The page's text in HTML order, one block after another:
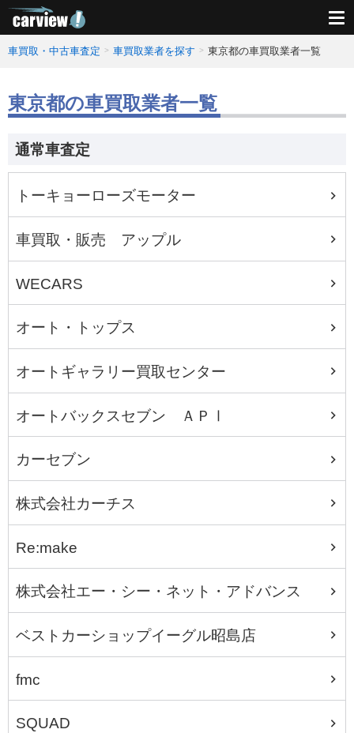
車買取・中古車査定 車買取業者を探す 東京都の車買取業者一覧
東京都の車買取業者一覧
通常車査定
トーキョーローズモーター
車買取・販売 アップル
WECARS
オート・トップス
オートギャラリー買取センター
オートバックスセブン ＡＰⅠ
カーセブン
株式会社カーチス
Re:make
株式会社エー・シー・ネット・アドバンス
ベストカーショップイーグル昭島店
fmc
SQUAD